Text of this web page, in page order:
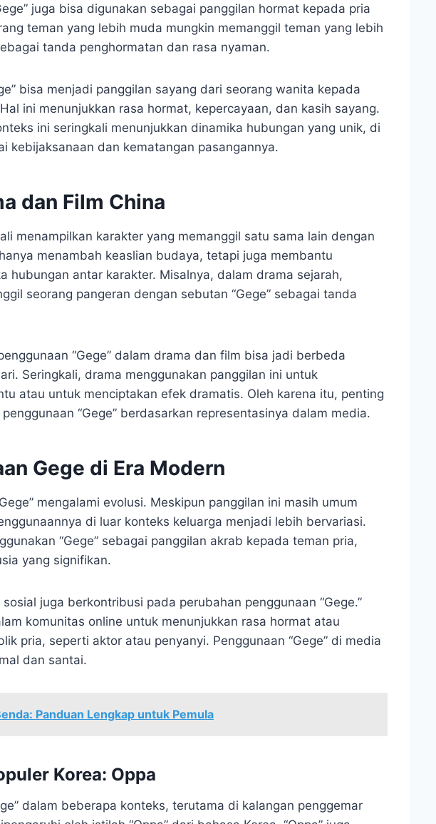
juga bisa digunakan sebagai panggilan hormat kepada pria
teman yang lebih muda mungkin memanggil teman yang lebih
tanda penghormatan dan rasa nyaman.
bisa menjadi panggilan sayang dari seorang wanita kepada
ini menunjukkan rasa hormat, kepercayaan, dan kasih sayang.
ini seringkali menunjukkan dinamika hubungan yang unik, di
kebijaksanaan dan kematangan pasangannya.
dan Film China
menampilkan karakter yang memanggil satu sama lain dengan
menambah keaslian budaya, tetapi juga membantu
hubungan antar karakter. Misalnya, dalam drama sejarah,
seorang pangeran dengan sebutan “Gege” sebagai tanda
“Gege” dalam drama dan film bisa jadi berbeda
Seringkali, drama menggunakan panggilan ini untuk
atau untuk menciptakan efek dramatis. Oleh karena itu, penting
“Gege” berdasarkan representasinya dalam media.
Gege di Era Modern
mengalami evolusi. Meskipun panggilan ini masih umum
di luar konteks keluarga menjadi lebih bervariasi.
“Gege” sebagai panggilan akrab kepada teman pria,
yang signifikan.
juga berkontribusi pada perubahan penggunaan “Gege.”
komunitas online untuk menunjukkan rasa hormat atau
pria, seperti aktor atau penyanyi. Penggunaan “Gege” di media
dan santai.
Panduan Lengkap untuk Pemula
Korea: Oppa
dalam beberapa konteks, terutama di kalangan penggemar